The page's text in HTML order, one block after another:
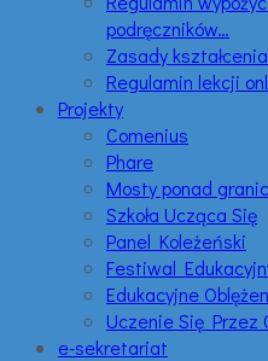
podręczników…
Zasady
Regulamin lekcji
Projekty
Comenius
Phare
Mosty ponad
Szkoła Ucząca Się
Panel Koleżeński
Festiwal
Edukacyjne
Uczenie Się Przez
e-sekretariat